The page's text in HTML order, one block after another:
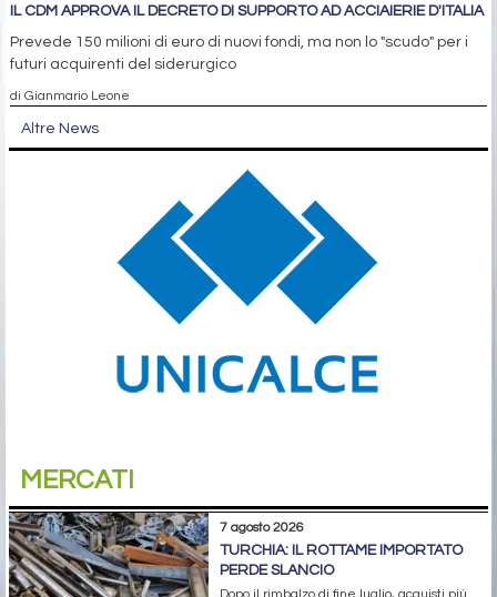
IL CDM APPROVA IL DECRETO DI SUPPORTO AD ACCIAIERIE D'ITALIA
Prevede 150 milioni di euro di nuovi fondi, ma non lo "scudo" per i
futuri acquirenti del siderurgico
di Gianmario Leone
Altre News
MERCATI
7 agosto 2026
TURCHIA: IL ROTTAME IMPORTATO
PERDE SLANCIO